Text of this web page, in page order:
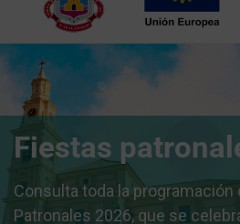
Fiestas
Consulta toda la
Patronales 2026, que se